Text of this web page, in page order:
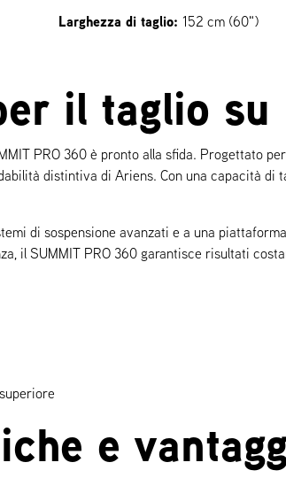
Larghezza di taglio: 152 cm (60")
il taglio su
PRO 360 è pronto alla sfida. Progettato
distintiva di Ariens. Con una capacità di
di sospensione avanzati e a una
il SUMMIT PRO 360 garantisce risultati
e